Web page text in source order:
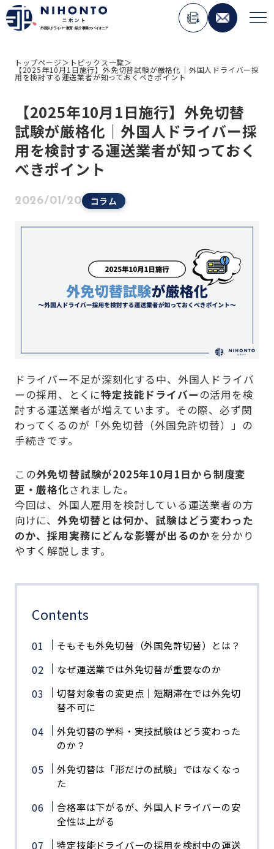
About Nihonto
Service
人材紹介事業
外国人材コンサルティング事業
ペーパードライバー講習事業
外国免許切り替え講習事業
Company
トップページ＞ トピックス一覧＞
【2025年10月1日施行】外免切替試験が厳格化｜外国人ドライバー採
用を検討する運送業者が知っておくべきポイント
【2025年10月1日施行】外免切替
試験が厳格化｜外国人ドライバー採
用を検討する運送業者が知っておく
べきポイント
2026/01/20 コラム
ドライバー不足が深刻化する中、外国人ドライバ
ーの採用、とくに特定技能ドライバーの活用を検
討する運送業者が増えています。その際、必ず関
わってくるのが「外免切替（外国免許切替）」の
手続きです。
この外免切替試験が2025年10月1日から制度変
更・厳格化されました。
今回は、外国人雇用を検討している運送業者の方
向けに、外免切替とは何か、試験はどう変わった
のか、採用実務にどんな影響が出るのかを分かり
やすく解説します。
Contents
そもそも外免切替（外国免許切替）とは？
なぜ運送業では外免切替が重要なのか
切替対象者の変更点｜短期滞在では外免切
替不可に
外免切替の学科・実技試験はどう変わった
のか？
外免切替は「形だけの試験」ではなくなっ
た
合格率は下がるが、外国人ドライバーの安
全性は上がる
特定技能ドライバーの採用を検討中の運送